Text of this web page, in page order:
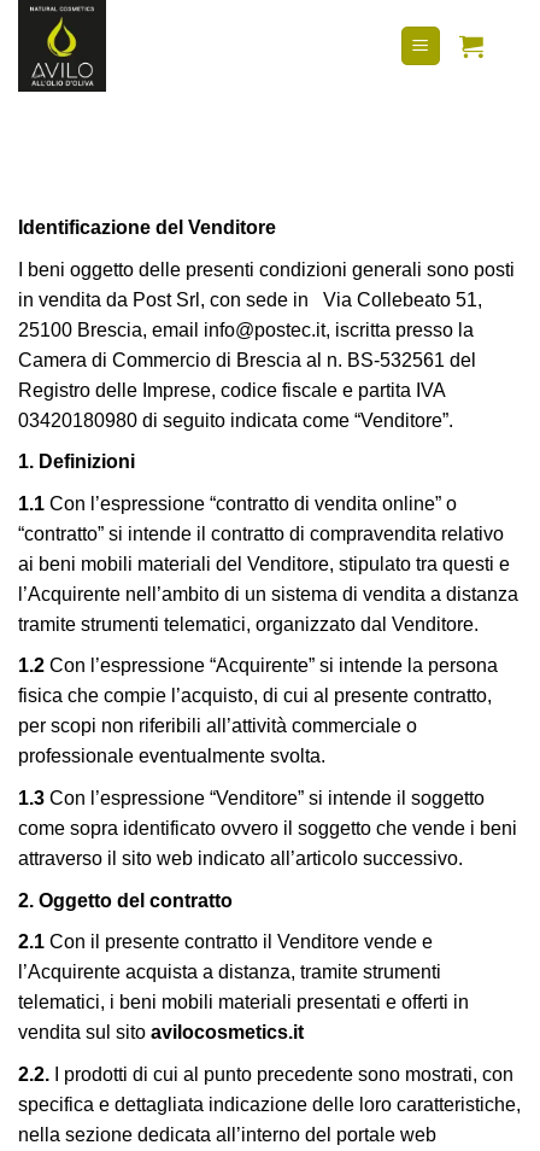
contenuto
Salta
contenuti
Identificazione del Venditore
I beni oggetto delle presenti condizioni generali sono posti
in vendita da Post Srl, con sede in Via Collebeato 51,
25100 Brescia, email info@postec.it, iscritta presso la
Camera di Commercio di Brescia al n. BS-532561 del
Registro delle Imprese, codice fiscale e partita IVA
03420180980 di seguito indicata come “Venditore”.
1. Definizioni
1.1 Con l’espressione “contratto di vendita online” o
“contratto” si intende il contratto di compravendita relativo
ai beni mobili materiali del Venditore, stipulato tra questi e
l’Acquirente nell’ambito di un sistema di vendita a distanza
tramite strumenti telematici, organizzato dal Venditore.
1.2 Con l’espressione “Acquirente” si intende la persona
fisica che compie l’acquisto, di cui al presente contratto,
per scopi non riferibili all’attività commerciale o
professionale eventualmente svolta.
1.3 Con l’espressione “Venditore” si intende il soggetto
come sopra identificato ovvero il soggetto che vende i beni
attraverso il sito web indicato all’articolo successivo.
2. Oggetto del contratto
2.1 Con il presente contratto il Venditore vende e
l’Acquirente acquista a distanza, tramite strumenti
telematici, i beni mobili materiali presentati e offerti in
vendita sul sito avilocosmetics.it
2.2. I prodotti di cui al punto precedente sono mostrati, con
specifica e dettagliata indicazione delle loro caratteristiche,
nella sezione dedicata all’interno del portale web